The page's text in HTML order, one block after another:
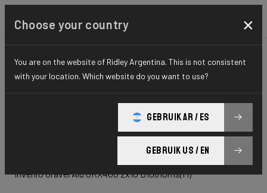
GRAVEL ADVENTURE HYDRO SERIES
INVENIO
Gravel Alu
Invenio Gravel Alu GRX400 2x10 D1061Jms(M)
Choose your country ×
You are on the website of Ridley Argentina. This is not consistent
with your location. Which website do you want to use?
GEBRUIK AR / ES
GEBRUIK US / EN